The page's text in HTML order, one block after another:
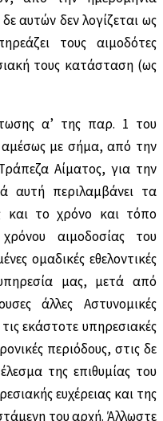
αυτών δεν λογίζεται ως
τους αιµοδότες
τους κατάσταση (ως
α’ της παρ. 1 του
µε σήµα, από την
Αίµατος, για την
αυτή περιλαµβάνει τα
και το χρόνο και τόπο
αιμοδοσίας του
ομαδικές εθελοντικές
μας, μετά από
άλλες Αστυνομικές
εκάστοτε υπηρεσιακές
περιόδους, στις δε
της επιθυμίας του
ευχέρειας και της
του αρχή. Άλλωστε